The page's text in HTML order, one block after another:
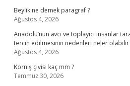
Beylik ne demek paragraf ?
Ağustos 4, 2026
Anadolu’nun avcı ve toplayıcı insanlar
tercih edilmesinin nedenleri neler olabilir
Ağustos 4, 2026
Korniş çivisi kaç mm ?
Temmuz 30, 2026